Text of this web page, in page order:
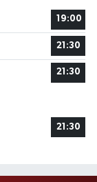
19:00
21:30
21:30
21:30